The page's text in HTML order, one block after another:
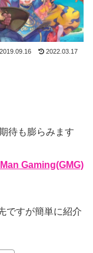
2019.09.16 2022.03.17
待も膨らみます
Gaming(GMG)
ですが簡単に紹介